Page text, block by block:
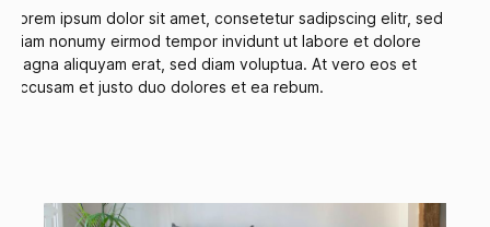
Lorem ipsum dolor sit amet, consetetur sadipscing elitr, sed
diam nonumy eirmod tempor invidunt ut labore et dolore
magna aliquyam erat, sed diam voluptua. At vero eos et
accusam et justo duo dolores et ea rebum.